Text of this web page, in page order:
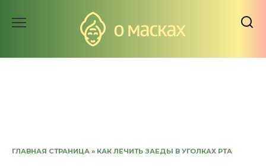
ГЛАВНАЯ СТРАНИЦА » КАК ЛЕЧИТЬ ЗАЕДЫ В УГОЛКАХ РТА